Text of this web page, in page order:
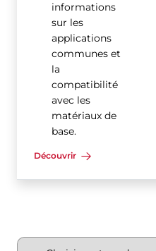
informations
sur les
applications
communes et
la
compatibilité
avec les
matériaux de
base.
Découvrir